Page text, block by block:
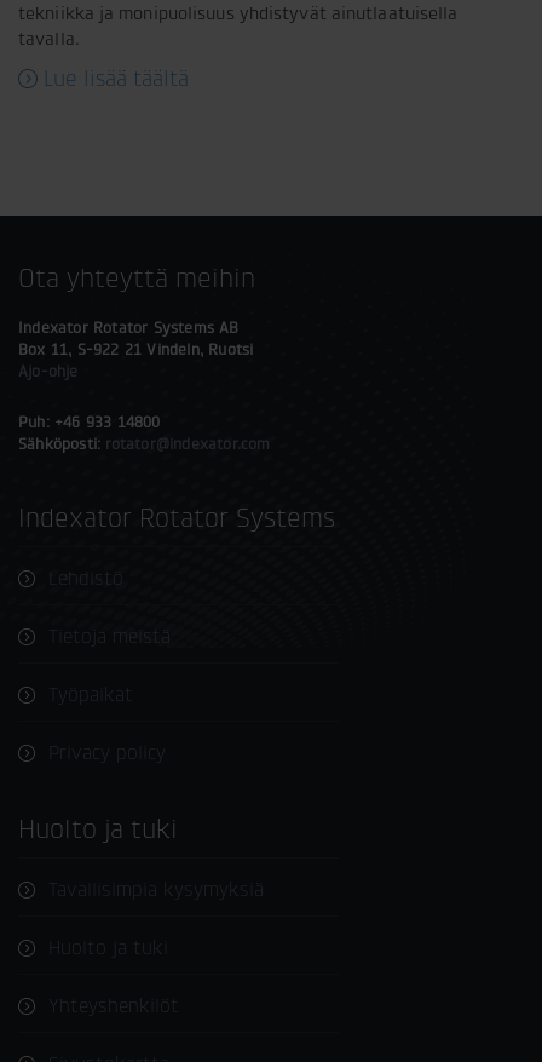
tekniikka ja monipuolisuus yhdistyvät ainutlaatuisella
tavalla.
Lue lisää täältä
Ota yhteyttä meihin
Indexator Rotator Systems AB
Box 11, S-922 21 Vindeln, Ruotsi
Ajo-ohje
Puh: +46 933 14800
Sähköposti: rotator@indexator.com
Indexator Rotator Systems
Lehdistö
Tietoja meistä
Työpaikat
Huolto ja tuki
Tavallisimpia kysymyksiä
Huolto ja tuki
Yhteyshenkilöt